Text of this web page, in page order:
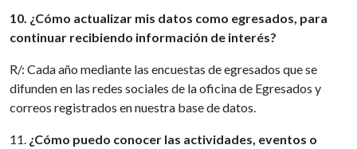
10. ¿Cómo actualizar mis datos como egresados, para
continuar recibiendo información de interés?
R/: Cada año mediante las encuestas de egresados que se
difunden en las redes sociales de la oficina de Egresados y
correos registrados en nuestra base de datos.
11. ¿Cómo puedo conocer las actividades, eventos o